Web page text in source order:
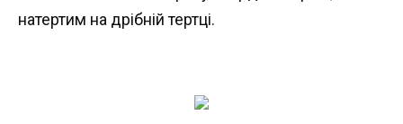
натертим на дрібній тертці.